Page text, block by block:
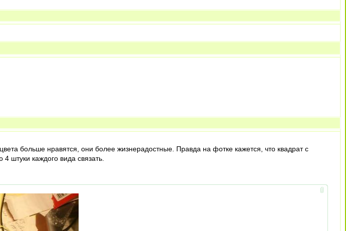
больше нравятся, они более жизнерадостные. Правда на фотке кажется, что квадрат с
штуки каждого вида связать.